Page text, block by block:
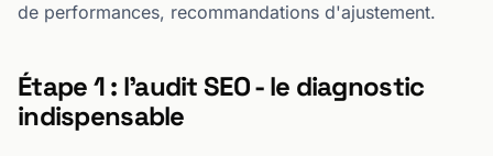
de performances, recommandations d'ajustement.
Étape 1 : l'audit SEO - le diagnostic
indispensable